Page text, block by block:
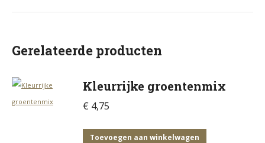
Gerelateerde producten
Kleurrijke groentenmix
€ 4,75
Toevoegen aan winkelwagen